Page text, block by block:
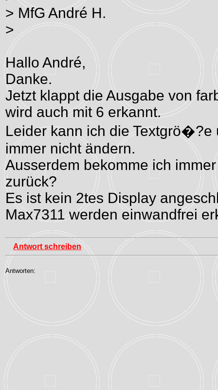
> MfG André H.
>
Hallo André,
Danke.
Jetzt klappt die Ausgabe von
wird auch mit 6 erkannt.
Leider kann ich die Textgrö�?e
immer nicht ändern.
Ausserdem bekomme ich
zurück?
Es ist kein 2tes Display
Max7311 werden einwandfrei
Antwort schreiben
Antworten: